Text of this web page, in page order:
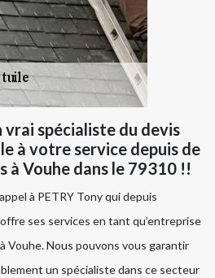
vrai spécialiste du devis
à votre service depuis de
à Vouhe dans le 79310 !!
à PETRY Tony qui depuis
ses services en tant qu’entreprise
Vouhe. Nous pouvons vous garantir
un spécialiste dans ce secteur